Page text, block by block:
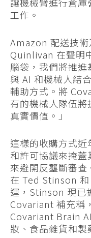
讓機械臂進行倉
工作。
Amazon 配送技
Quinlivan 在聲明
腦袋，我們將推
與 AI 和機械人結
輔助方式。將
有的機械人隊伍
真實價值。」
這樣的收購方式
和許可協議來掩蓋
來避開反壟斷審
在 Ted Stinson
運，Stinson 現已
Covariant 補充稱
Covariant Brain
妝、食品雜貨和製